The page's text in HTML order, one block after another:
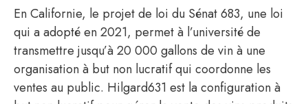
En Californie, le projet de loi du Sénat 683, une loi
qui a adopté en 2021, permet à l’université de
transmettre jusqu’à 20 000 gallons de vin à une
organisation à but non lucratif qui coordonne les
ventes au public. Hilgard631 est la configuration à